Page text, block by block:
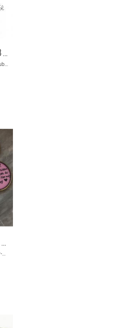
FOTOBERLOCKSBUBBLA, 25MM, 20ST
Gör din egen fotoberlock, fäst en bubbla (de har klister på sej) på ett foto eller text utskriven på fotopapper klipp sedan runt bubblan. Ta dubbelhäftande tejp på en ramberlock, sätt sedan på bubblan så har du en färdig berlock! Material resin.
FÄRDIG NYCKELRING MED TEXT ”TACK FÖR DEN HÄR TIDEN..” 1ST
OBS! Tassel ingår ej, det kostar 4kr-9kr beroende på vilken ni vill ha. https://www.angladesign.com/category/tassels